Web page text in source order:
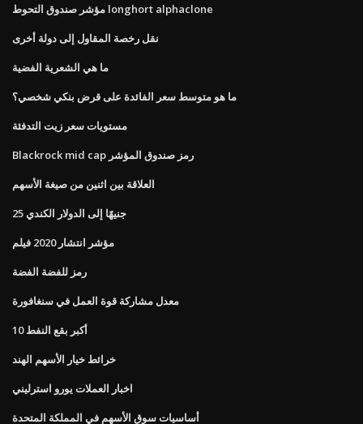
مؤشر صندوق التحوط longhort alphaclone
نقل رخصة المقاول إلى دولة أخرى
ما هي الشعرية الفضية
ما هو متوسط ​​سعر الفائدة على قرض بنكي شخصي؟
مستويات سعر زيت التدفئة
Blackrock mid cap رمز صندوق المؤشر
العلاقة بين اثنين من صيغة الأسهم
25 جنيهًا إلى الدولار الكندي
مؤشر انتشار 2020 فيلم
رمز للفضة الفضة
معدل مشاركة قوة العمل في سنغافورة
10 أكبر بقع النفط
خرائط خيار الأسهم الهند
اخبار العملات يورو استرليني
أساسيات سوق الأسهم في المملكة المتحدة